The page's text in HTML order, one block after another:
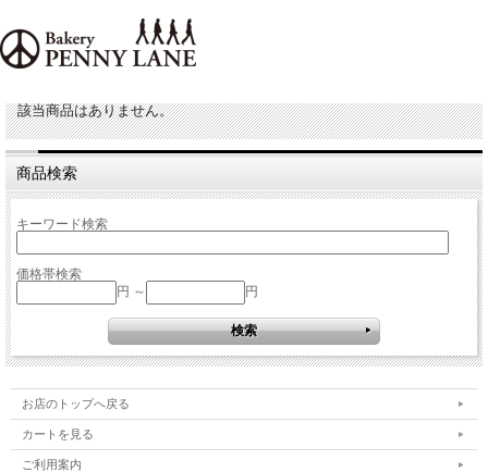
該当商品はありません。
商品検索
キーワード検索
価格帯検索
円 ～
円
お店のトップへ戻る
カートを見る
ご利用案内